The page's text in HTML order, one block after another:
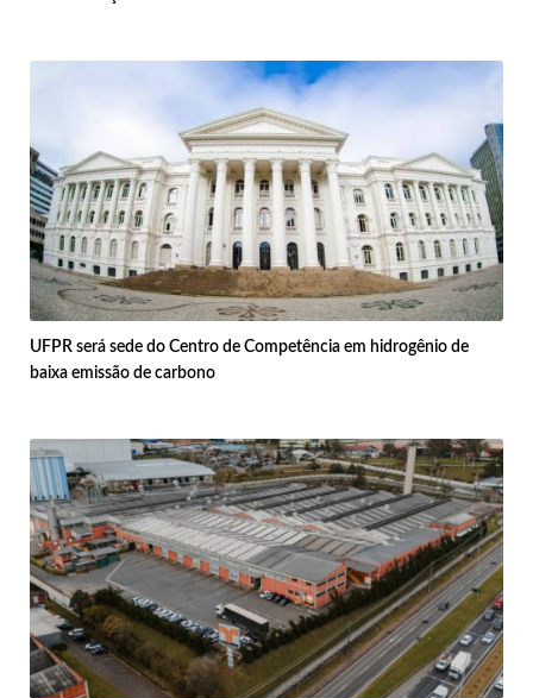
UFPR será sede do Centro de Competência em hidrogênio de
baixa emissão de carbono